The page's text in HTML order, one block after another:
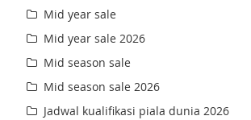
Mid year sale
Mid year sale 2026
Mid season sale
Mid season sale 2026
Jadwal kualifikasi piala dunia 2026